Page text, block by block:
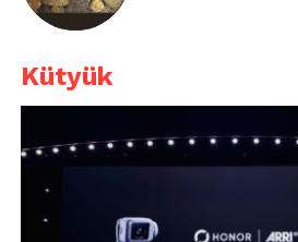
Kütyük